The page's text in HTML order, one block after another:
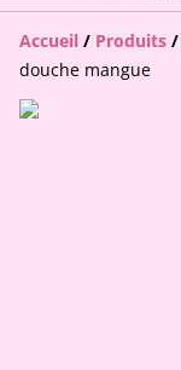
Accueil / Produits /
douche mangue